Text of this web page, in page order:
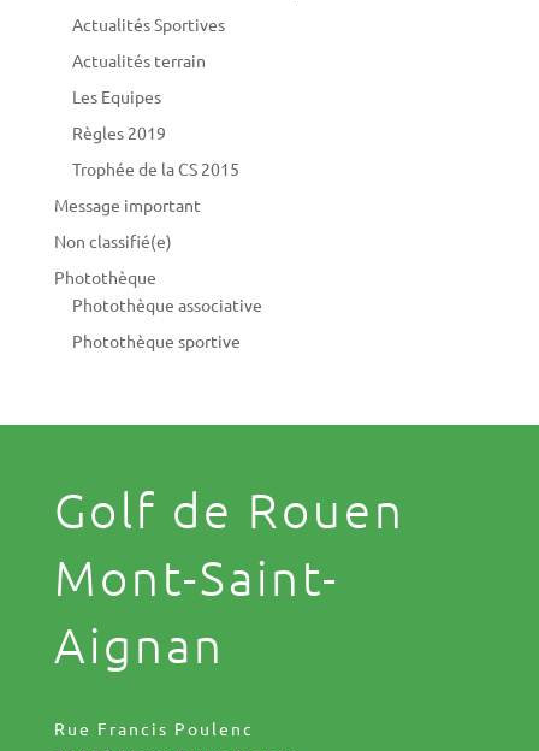
Actualités Sportives
Actualités terrain
Les Equipes
Règles 2019
Trophée de la CS 2015
Message important
Non classifié(e)
Photothèque
Photothèque associative
Photothèque sportive
Golf de Rouen
Mont-Saint-
Aignan
Rue Francis Poulenc